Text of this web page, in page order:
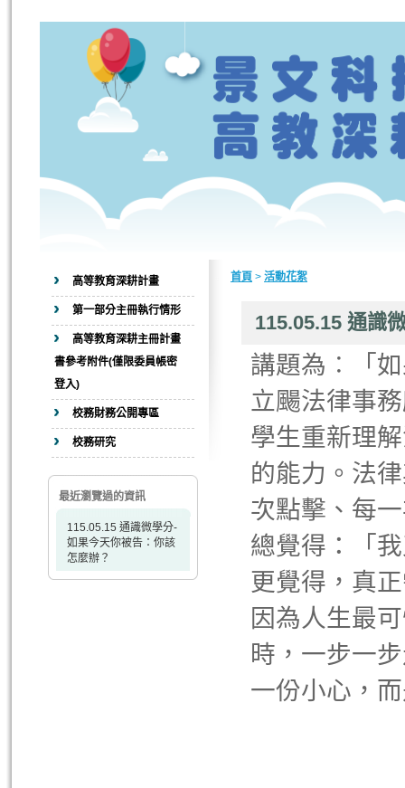
高等教育深耕計畫
第一部分主冊執行情形
高等教育深耕主冊計畫
書參考附件(僅限委員帳密
登入)
校務財務公開專區
校務研究
最近瀏覽過的資訊
115.05.15 通識微學分-
如果今天你被告：你該
怎麼辦？
首頁 > 活動花絮
115.05.15 通識
講題為︰「
立颺法律事
學生重新理
的能力。法
次點擊、每
總覺得：「
更覺得，真
因為人生最
時，一步一
一份小心，